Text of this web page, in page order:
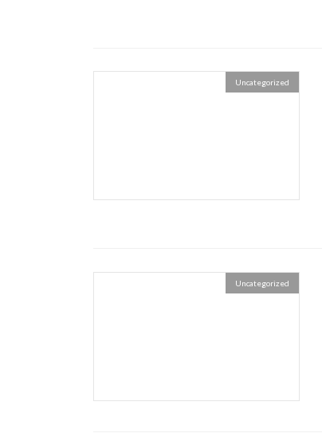
Uncategorized
Uncategorized